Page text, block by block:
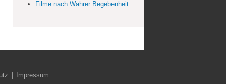
Filme nach Wahrer Begebenheit
Impressum